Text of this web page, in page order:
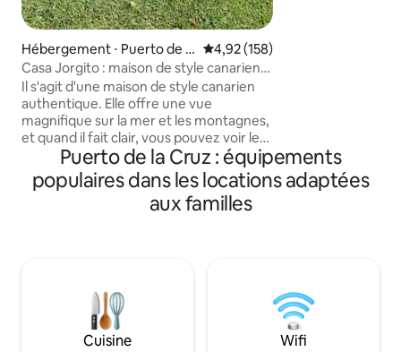
Hébergement ⋅ Puerto de la
Cruz
Évaluation moyenne sur la
4,92 (158)
Casa Jorgito : maison de style canarien
avec piscine privée chauffée
Il s'agit d'une maison de style canarien
authentique. Elle offre une vue
magnifique sur la mer et les montagnes,
et quand il fait clair, vous pouvez voir le
mont Teide. La maison est très
chaleureuse et confortable et dispose
de nombreux endroits où vous pourrez
vous détendre, vous allonger et lire un
barbecue. La piscine est chauffée et elle
dispose également d'une énorme
couverture pour la garder au chaud
pendant la nuit, afin qu'elle ne se
calme, pas de
mais nous
animaux.
Puerto de la Cruz : équipements
populaires dans les locations adaptées
aux familles
Cuisine Wifi